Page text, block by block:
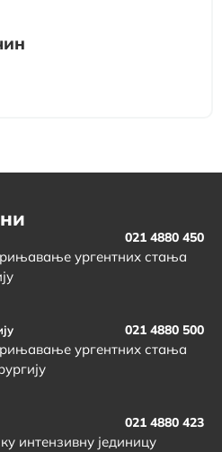
021 4880 450
ургентних стања
021 4880 500
ургентних стања
021 4880 423
интензивну јединицу